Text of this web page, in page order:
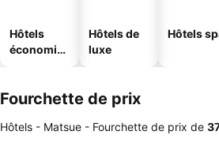
Hôtels
économiq
Hôtels de
luxe
Hôtels
Fourchette de prix
Hôtels - Matsue - Fourchette de prix de